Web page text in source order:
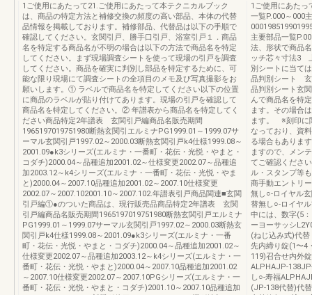
1ご使用にあたって21.ご使用にあたって本テクニカルブック
は、商品の特定方法と補修交換の頻度の高い部品、本体の代替
品情報を掲載しております。補修部品、代替品は以下の手順で
確認してください。玄関引戸、勝手口引戸、浴室引戸１．商品
名を特定する商品名が不明の場合は以下の方法で商品名を特定
してください。まず現場調査シートを使って現場の引戸を調査
してください。商品を確実に判別し部品を特定するために、可
能な限り現場にて調査シートの全項目のメモ及び写真撮影をお
願いします。① ラベルで商品名を特定してください以下の位置
に商品のラベルが貼り付けてあります。現場の引戸を確認して
商品名を特定してください。② 年譜表から商品名を特定してく
ださい商品特定2年譜表 玄関引戸編商品名販売期間
1965197019751980断熱玄関引エルミナPG1999.01～1999.07サ
ーマル玄関引戸1997.02～2000.03断熱玄関引戸k4仕様1999.08～
2001.09●k3シリーズ(エルミナ・一番町・花伝・光悦・やまと・
コダチ)2000.04～品種追加2001.02～仕様変更2002.07～品種追
加2003.12～k4シリーズ(エルミナ・一番町・花伝・光悦・やま
と)2000.04～2007.10品種追加2001.02～2007.10仕様変更
2002.07～2007.102001.10～2007.102.年譜表引戸商品関連■玄関
引戸編①●のついた商品は、現行販売品商品特定2年譜表 玄関
引戸編商品名販売期間1965197019751980断熱玄関引戸エルミナ
PG1999.01～1999.07サーマル玄関引戸1997.02～2000.03断熱玄
関引戸k4仕様1999.08～2001.09●k3シリーズ(エルミナ・一番
町・花伝・光悦・やまと・コダチ)2000.04～品種追加2001.02～
仕様変更2002.07～品種追加2003.12～k4シリーズ(エルミナ・一
番町・花伝・光悦・やまと)2000.04～2007.10品種追加2001.02
～2007.10仕様変更2002.07～2007.10PGシリーズ(エルミナ・一
番町・花伝・光悦・やまと・コダチ)2001.10～2007.10品種追加
1ご使用にあたっ
一覧P.000～000
主要部品一覧
法、形状で商品
ッチ芯々寸法3
別シートに当て
品判別シート 玄
品判別シート玄
んで商品名を特
ます。その場合
ます。 ‌※刻印に
なっており、資
る場合もありま
ますので、メン
てご確認くださ
ル・スタンプ等
商手動エントリ
無し○-ロイヤル
替無し○-ロイヤ
中には、数字(5
ーヨーサッシ
(ねじ込み式)代
先内締り錠(1〜4
119)召合せ内外
ALPHA‌JP-
し○-寿福
(JP-138代替)代